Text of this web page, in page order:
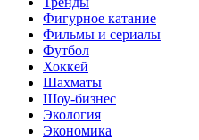
Фигурное катание
Фильмы и сериалы
Футбол
Хоккей
Шахматы
Шоу-бизнес
Экология
Экономика